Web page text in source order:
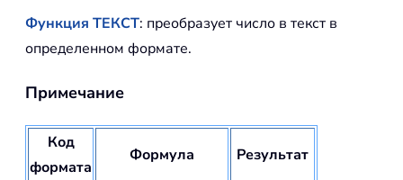
Функция ТЕКСТ: преобразует число в текст в
определенном формате.
Примечание
Код
формата
Формула Результат